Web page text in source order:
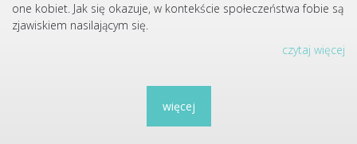
one kobiet. Jak się okazuje, w kontekście społeczeństwa fobie są
zjawiskiem nasilającym się.
czytaj więcej
więcej